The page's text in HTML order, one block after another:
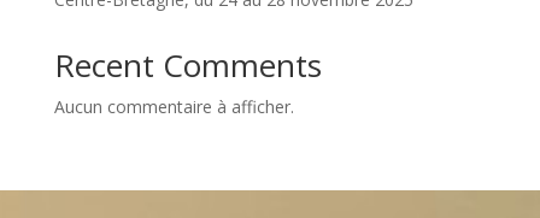
Recent Comments
Aucun commentaire à afficher.